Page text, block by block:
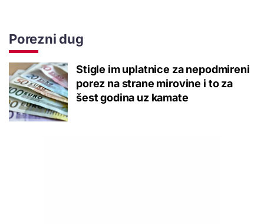
Porezni dug
Stigle im uplatnice za nepodmireni
porez na strane mirovine i to za
šest godina uz kamate